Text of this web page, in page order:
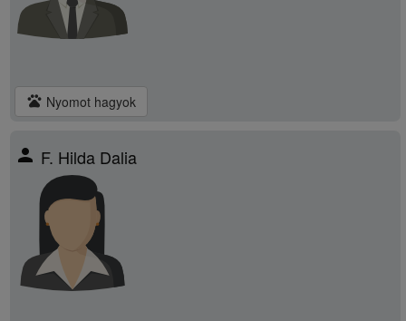
pets Nyomot hagyok
person F. Hilda Dalia